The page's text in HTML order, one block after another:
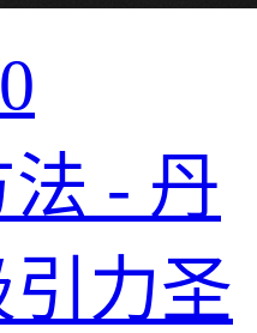
法 - 丹
力圣